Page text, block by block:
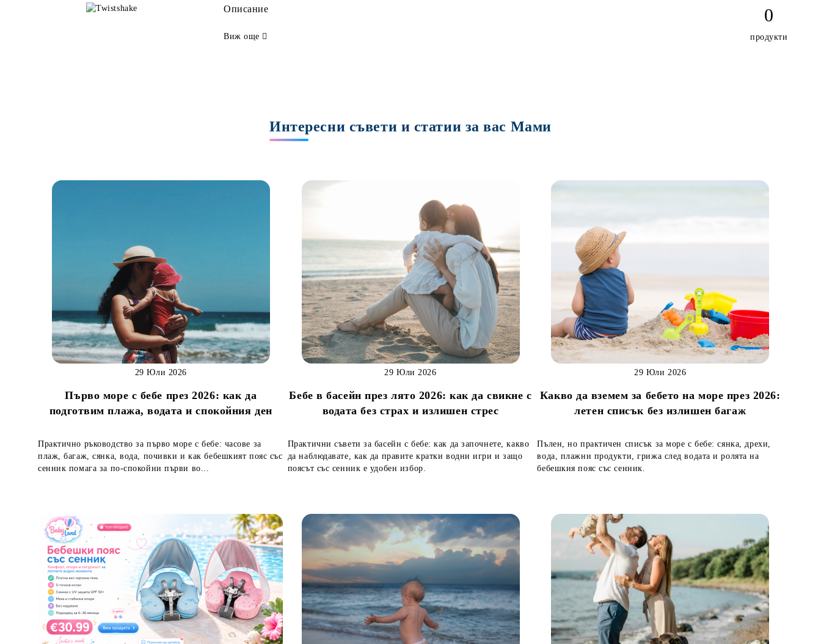
Описание
Виж още
0
продукти
Интересни съвети и статии за вас Мами
Първо море с бебе през 2026: как да
подготвим плажа, водата и спокойния ден
29 Юли 2026
Практично ръководство за първо море с бебе: часове за
плаж, багаж, сянка, вода, почивки и как бебешкият пояс със
сенник помага за по-спокойни първи во...
Бебе в басейн през лято 2026: как да свикне с
водата без страх и излишен стрес
29 Юли 2026
Практични съвети за басейн с бебе: как да започнете, какво
да наблюдавате, как да правите кратки водни игри и защо
поясът със сенник е удобен избор.
Какво да вземем за бебето на море през 2026:
летен списък без излишен багаж
29 Юли 2026
Пълен, но практичен списък за море с бебе: сянка, дрехи,
вода, плажни продукти, грижа след водата и ролята на
бебешкия пояс със сенник.